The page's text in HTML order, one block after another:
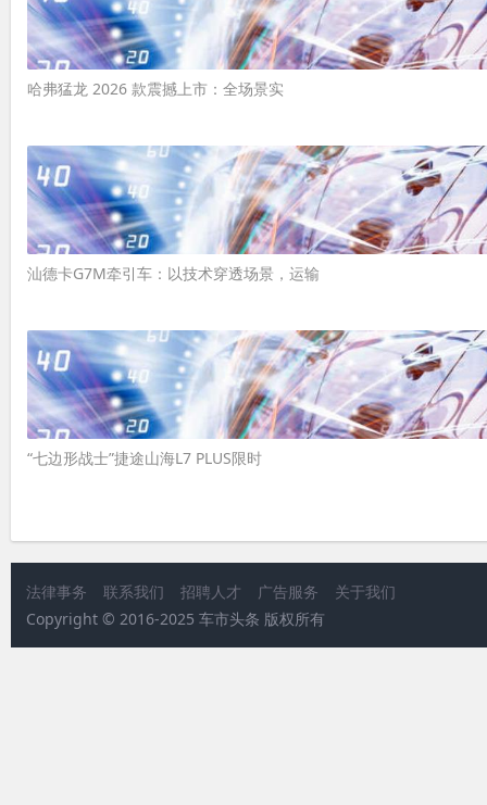
哈弗猛龙 2026 款震撼上市：全场景实
汕德卡G7M牵引车：以技术穿透场景，运输
“七边形战士”捷途山海L7 PLUS限时
法律事务 联系我们 招聘人才 广告服务
关于我们
Copyright © 2016-2025 车市头条 版权所有